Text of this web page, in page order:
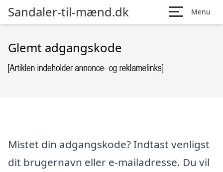
Sandaler-til-mænd.dk Menu
Glemt adgangskode
Mistet din adgangskode? Indtast venligst
dit brugernavn eller e-mailadresse. Du vil